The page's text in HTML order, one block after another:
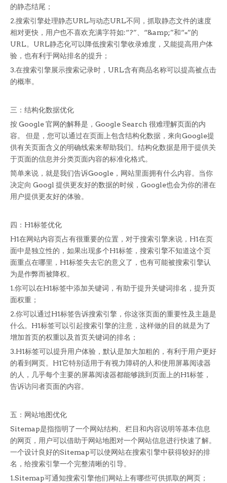
的静态结尾；
2.搜索引擎处理静态URL与动态URL不同，抓取静态文件的速度
相对更快，用户也不喜欢充满字符如:“?”、“&amp;”和“=”的
URL。URL静态化可以降低搜索引擎收录难度，又能提高用户体
验，也有利于网站排名的提升；
3.在搜索引擎展示搜索记录时，URL含有商品名称可以提高被点击
的概率。
三：结构化数据优化
按 Google 官网的解释是，Google Search 很难理解页面的内
容。 但是，您可以通过在页面上包含结构化数据，来向Google提
供有关页面含义的明确线索来帮助我们。结构化数据是用于提供关
于页面的信息并分类页面内容的标准化格式。
简单来说，就是我们告诉Google，网站里面拥有什么内容。当你
决定向 Googl 提供更友好的数据的时候，Google也会为你的潜在
用户提供更友好的体验。
四：H1标签优化
H1在网站内容页占有很重要的位置，对于搜索引擎来说，H1在页
面中是独立性的，如果出现多个H1标签，搜索引擎不知道这个页
面重点在哪里，H1标签失去它的意义了，也有可能被搜索引擎认
为是作弊而被降权。
1.你可以在H1标签中添加关键词，有助于提升关键词排名，提升页
面权重；
2.你可以通过H1标签告诉搜索引擎，你这张页面的重要性及主题是
什么。H1标签可以引起搜索引擎的注意，这样做的目的就是为了
增加首页的权重以及首页关键词的排名；
3.H1标签可以提升用户体验，默认是加大加粗的，有利于用户更好
的看到网页。H1它特别适用于有视力障碍的人和使用屏幕阅读器
的人，几乎每个主要的屏幕阅读器都能够跳到页面上的H1标签，
告诉访问者页面的内容。
五：网站地图优化
Sitemap是指指明了一个网站结构、栏目和内容说明等基本信息
的网页，用户可以借助于网站地图对一个网站信息进行快速了解。
一个设计良好的Sitemap可以使网站在搜索引擎中获得较好的排
名，给搜索引擎一个完整清晰的引导。
1.Sitemap可通知搜索引擎他们网站上有哪些可供抓取的网页；